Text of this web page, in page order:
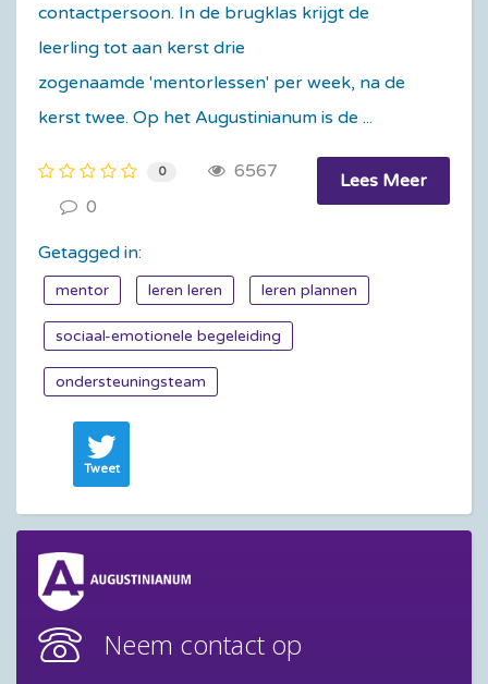
contactpersoon. In de brugklas krijgt de
leerling tot aan kerst drie
zogenaamde 'mentorlessen' per week, na de
kerst twee. Op het Augustinianum is de ...
Lees Meer
0
6567
0
Getagged in:
mentor leren leren leren plannen
sociaal-emotionele begeleiding
ondersteuningsteam
Tweet
Neem contact op